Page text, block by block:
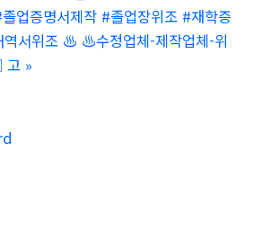
증명서제작 #졸업장위조 #재학증
역서위조 ♨️ ♨️수정업체-제작업체-위
고 »